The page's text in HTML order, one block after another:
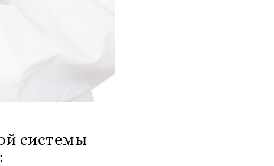
системы